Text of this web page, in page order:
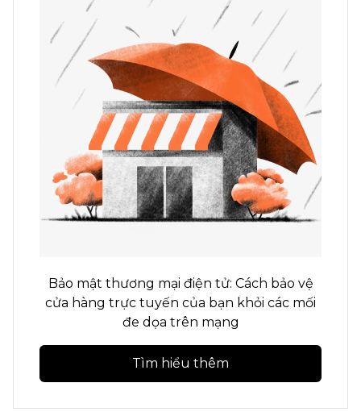
Bảo mật thương mại điện tử: Cách bảo vệ
cửa hàng trực tuyến của bạn khỏi các mối
đe dọa trên mạng
Tìm hiểu thêm